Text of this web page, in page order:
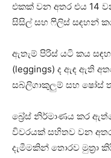
එකක් වන අතර එය 14
සිසිල් සහ ෆිලිස් සඳහන්
ඇතැම් පිරිස් යටි කය
(leggings) ද ඇඳ ඇති
සබ්ලිගාකුලුම් සහ ෂෝස්
බ්‍රේස් නිර්මාණය කර
විවරයක් සහිතව වන
දැමීමකින් තොරව මුත්‍රා